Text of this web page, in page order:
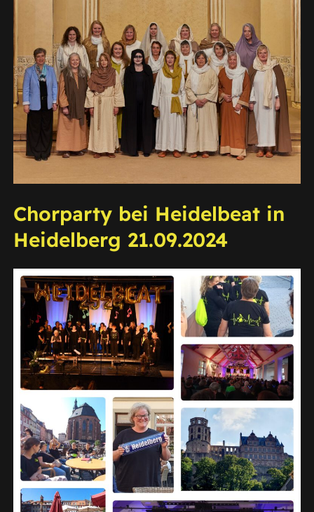
Chorparty bei Heidelbeat in
Heidelberg 21.09.2024